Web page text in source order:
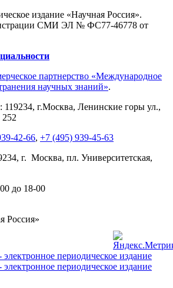
издание «Научная Россия».
СМИ ЭЛ № ФС77-46778 от
партнерство «Международное
научных знаний».
: 119234, г.Москва, Ленинские горы ул.,
252
42-66, +7 (495) 939-45-63
, г. Москва, пл. Университетская,
до 18-00
Россия»